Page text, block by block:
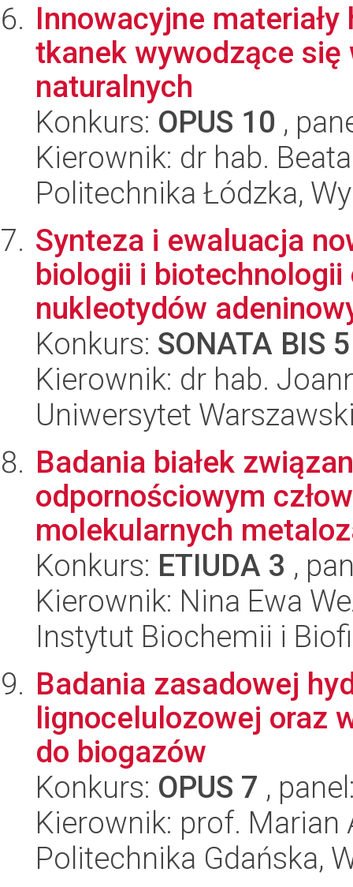
Innowacyjne
tkanek wywodzące się
naturalnych
Konkurs: OPUS 10 ,
Kierownik: dr hab.
Politechnika Łódzka,
Synteza i ewaluacja
biologii i
nukleotydów
Konkurs: SONATA BIS 5
Kierownik: dr hab.
Uniwersytet
Badania białek
odpornościowym
molekularnych
Konkurs: ETIUDA 3 ,
Kierownik: Nina Ewa
Instytut Biochemii i
Badania zasadowej
lignocelulozowej oraz
do biogazów
Konkurs: OPUS 7 ,
Kierownik: prof. Marian
Politechnika Gdańska,